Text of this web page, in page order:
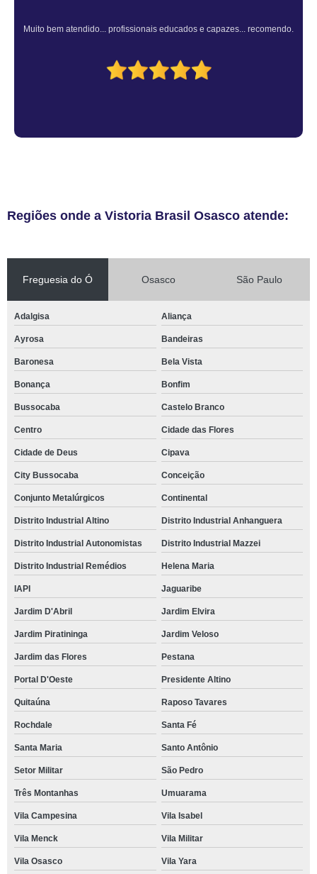
Atendimento Rápido e Eficiente pelo consultor.
Regiões onde a Vistoria Brasil Osasco atende:
Freguesia do Ó Osasco São Paulo
Adalgisa Aliança
Ayrosa Bandeiras
Baronesa Bela Vista
Bonança Bonfim
Bussocaba Castelo Branco
Centro Cidade das Flores
Cidade de Deus Cipava
City Bussocaba Conceição
Conjunto Metalúrgicos Continental
Distrito Industrial Altino Distrito Industrial Anhanguera
Distrito Industrial Autonomistas Distrito Industrial Mazzei
Distrito Industrial Remédios Helena Maria
IAPI Jaguaribe
Jardim D'Abril Jardim Elvira
Jardim Piratininga Jardim Veloso
Jardim das Flores Pestana
Portal D'Oeste Presidente Altino
Quitaúna Raposo Tavares
Rochdale Santa Fé
Santa Maria Santo Antônio
Setor Militar São Pedro
Três Montanhas Umuarama
Vila Campesina Vila Isabel
Vila Menck Vila Militar
Vila Osasco Vila Yara